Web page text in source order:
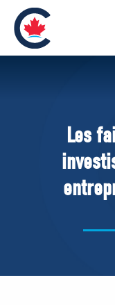
Pierre
Vos
Cabinet
Exécutif
Documents
Les